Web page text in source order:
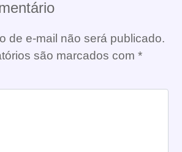
de e-mail não será publicado.
são marcados com *